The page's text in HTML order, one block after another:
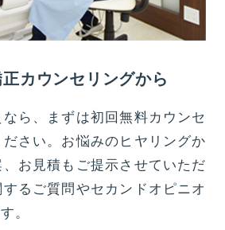
カウンセリングから
ら、まずは初回無料カウンセ
ださい。お悩みのヒヤリングか
お見積もご提示させていただ
るご質問やセカンドオピニオ
。